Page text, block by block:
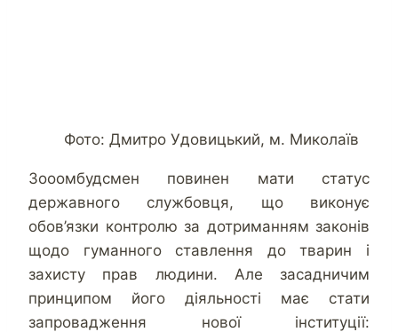
Фото: Дмитро Удовицький, м. Миколаїв
Зооомбудсмен повинен мати статус
державного службовця, що виконує
обов’язки контролю за дотриманням законів
щодо гуманного ставлення до тварин і
захисту прав людини. Але засадничим
принципом його діяльності має стати
запровадження нової інституції: